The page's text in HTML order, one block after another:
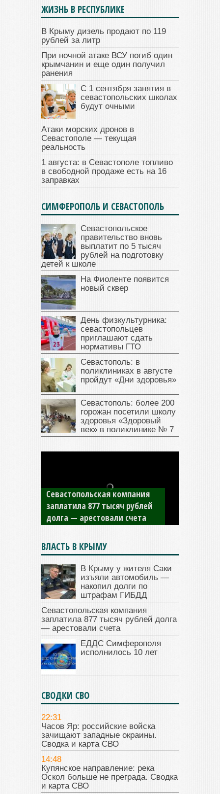
ЖИЗНЬ В РЕСПУБЛИКЕ
В Крыму дизель продают по 119
рублей за литр
При ночной атаке ВСУ погиб один
крымчанин и еще один получил
ранения
С 1 сентября занятия в
севастопольских школах
будут очными
Атаки морских дронов в
Севастополе — текущая
реальность
1 августа: в Севастополе топливо
в свободной продаже есть на 16
заправках
СИМФЕРОПОЛЬ И СЕВАСТОПОЛЬ
Севастопольское
правительство вновь
выплатит по 5 тысяч
рублей на подготовку
детей к школе
На Фиоленте появится
новый сквер
День физкультурника:
севастопольцев
приглашают сдать
нормативы ГТО
Севастополь: в
поликлиниках в августе
пройдут «Дни здоровья»
Севастополь: более 200
горожан посетили школу
здоровья «Здоровый
век» в поликлинике № 7
Севастопольская компания
заплатила 877 тысяч рублей
долга — арестовали счета
ВЛАСТЬ В КРЫМУ
В Крыму у жителя Саки
изъяли автомобиль —
накопил долги по
штрафам ГИБДД
Севастопольская компания
заплатила 877 тысяч рублей долга
— арестовали счета
ЕДДС Симферополя
исполнилось 10 лет
СВОДКИ СВО
22:31
Часов Яр: российские войска
зачищают западные окраины.
Сводка и карта СВО
14:48
Купянское направление: река
Оскол больше не преграда. Сводка
и карта СВО